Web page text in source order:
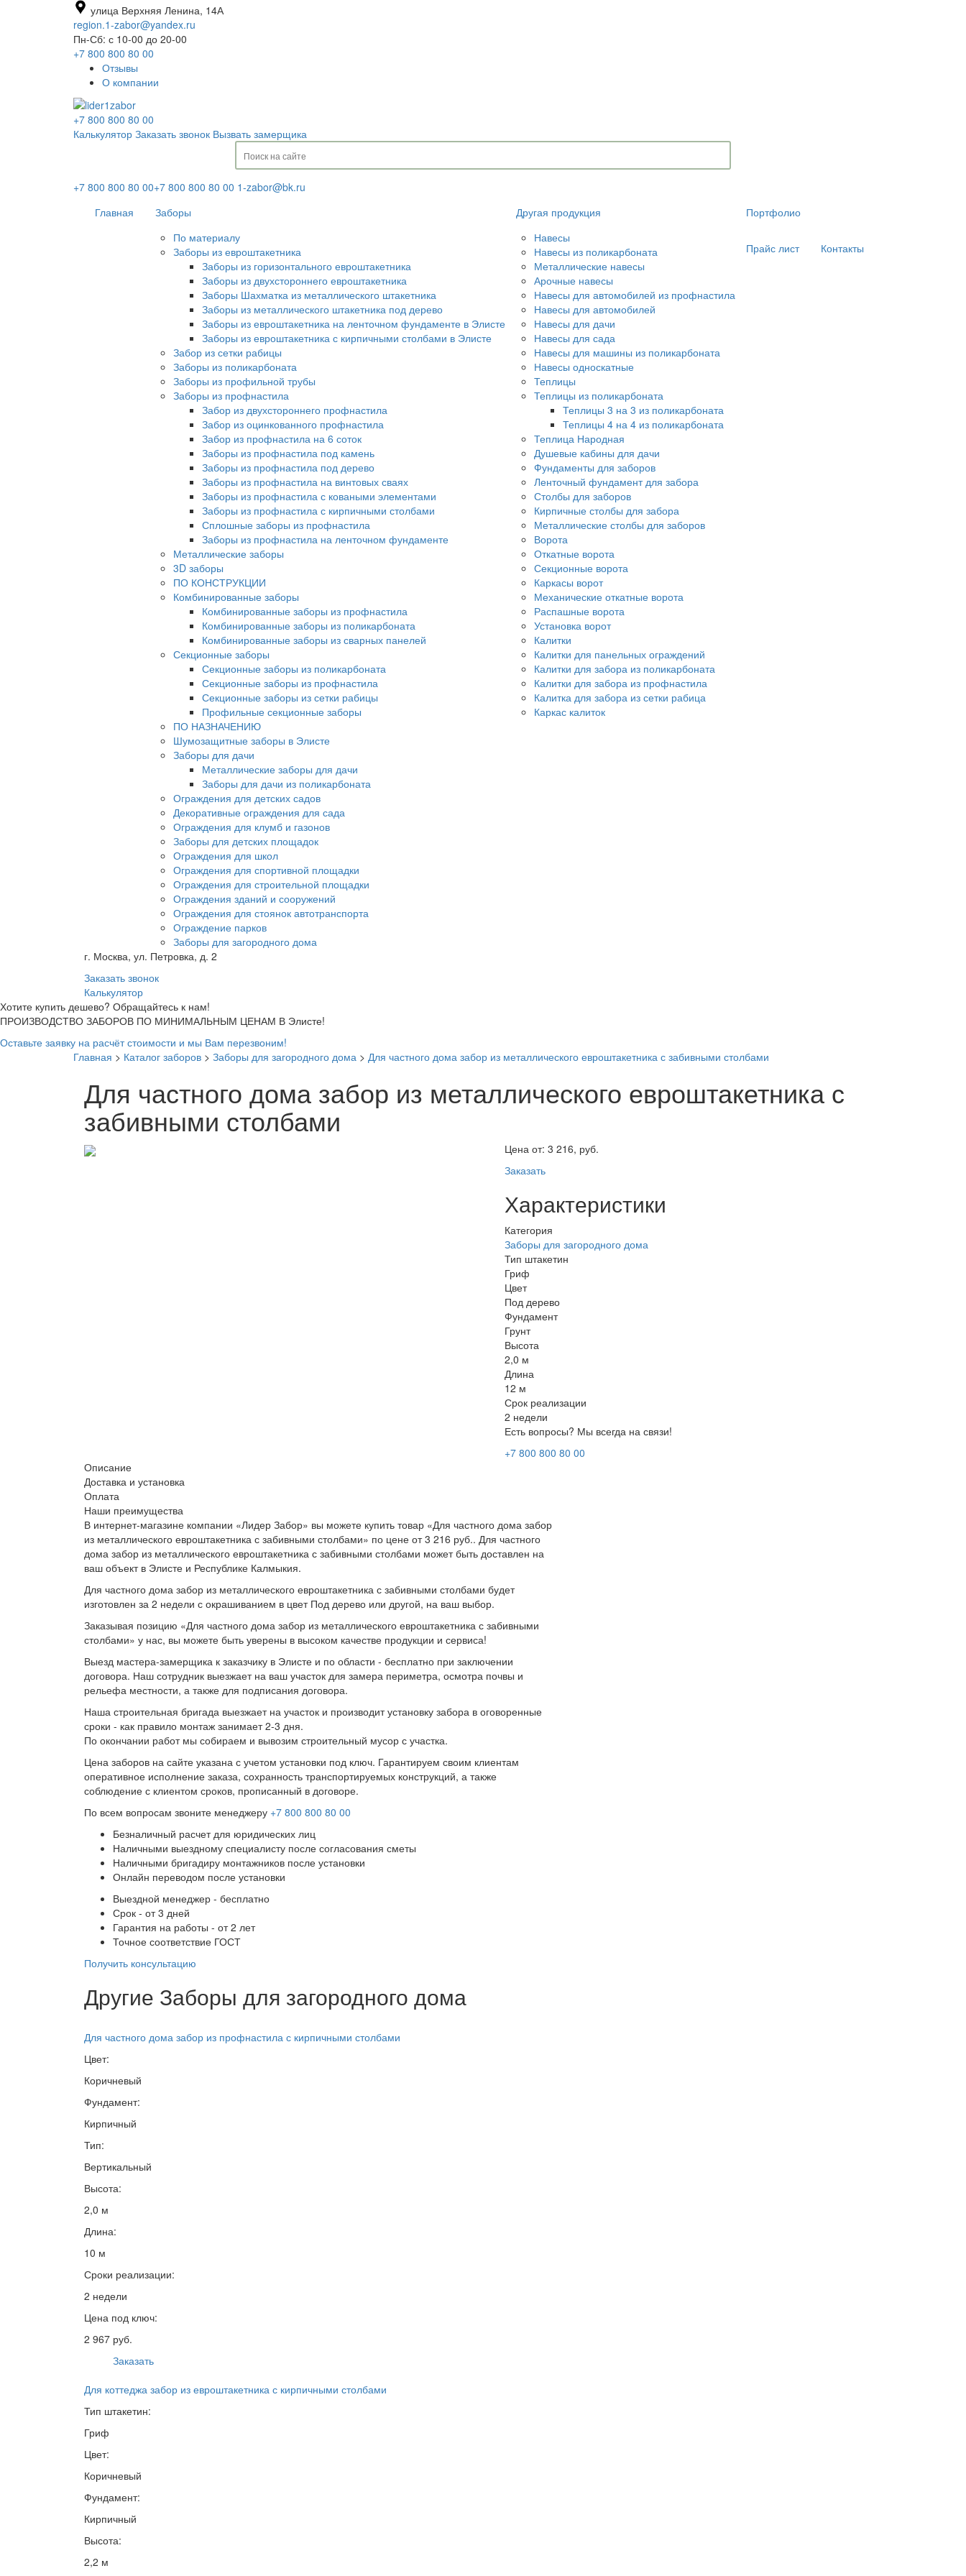
улица Верхняя Ленина, 14А
region.1-zabor@yandex.ru
Пн-Сб: с 10-00 до 20-00
+7 800 800 80 00
Отзывы
О компании
+7 800 800 80 00
Калькулятор Заказать звонок Вызвать замерщика
+7 800 800 80 00
Главная
Заборы
По материалу
Заборы из евроштакетника
Заборы из горизонтального евроштакетника
Заборы из двухстороннего евроштакетника
Заборы Шахматка из металлического штакетника
Заборы из металлического штакетника под дерево
Заборы из евроштакетника на ленточном фундаменте в Элисте
Заборы из евроштакетника с кирпичными столбами в Элисте
Забор из сетки рабицы
Заборы из поликарбоната
Заборы из профильной трубы
Заборы из профнастила
Забор из двухстороннего профнастила
Забор из оцинкованного профнастила
Забор из профнастила на 6 соток
Заборы из профнастила под камень
Заборы из профнастила под дерево
Заборы из профнастила на винтовых сваях
Заборы из профнастила с коваными элементами
Заборы из профнастила с кирпичными столбами
Сплошные заборы из профнастила
Заборы из профнастила на ленточном фундаменте
Металлические заборы
3D заборы
ПО КОНСТРУКЦИИ
Комбинированные заборы
Комбинированные заборы из профнастила
Комбинированные заборы из поликарбоната
Комбинированные заборы из сварных панелей
Секционные заборы
Секционные заборы из поликарбоната
Секционные заборы из профнастила
Секционные заборы из сетки рабицы
Профильные секционные заборы
ПО НАЗНАЧЕНИЮ
Шумозащитные заборы в Элисте
Заборы для дачи
Металлические заборы для дачи
Заборы для дачи из поликарбоната
Ограждения для детских садов
Декоративные ограждения для сада
Ограждения для клумб и газонов
Заборы для детских площадок
Ограждения для школ
Ограждения для спортивной площадки
Ограждения для строительной площадки
Ограждения зданий и сооружений
Ограждения для стоянок автотранспорта
Ограждение парков
Заборы для загородного дома
Другая продукция
Навесы
Навесы из поликарбоната
Металлические навесы
Арочные навесы
Навесы для автомобилей из профнастила
Навесы для автомобилей
Навесы для дачи
Навесы для сада
Навесы для машины из поликарбоната
Навесы односкатные
Теплицы
Теплицы из поликарбоната
Теплицы 3 на 3 из поликарбоната
Теплицы 4 на 4 из поликарбоната
Теплица Народная
Душевые кабины для дачи
Фундаменты для заборов
Ленточный фундамент для забора
Столбы для заборов
Кирпичные столбы для забора
Металлические столбы для заборов
Ворота
Откатные ворота
Секционные ворота
Каркасы ворот
Механические откатные ворота
Распашные ворота
Установка ворот
Калитки
Калитки для панельных ограждений
Калитки для забора из поликарбоната
Калитки для забора из профнастила
Калитка для забора из сетки рабица
Каркас калиток
Портфолио
Прайс лист Контакты
+7 800 800 80 00 1-zabor@bk.ru
г. Москва, ул. Петровка, д. 2
Заказать звонок
Калькулятор
Хотите купить дешево? Обращайтесь к нам!
ПРОИЗВОДСТВО ЗАБОРОВ ПО МИНИМАЛЬНЫМ ЦЕНАМ В Элисте!
Оставьте заявку на расчёт стоимости и мы Вам перезвоним!
Главная > Каталог заборов > Заборы для загородного дома > Для частного дома забор из металлического евроштакетника с забивными столбами
Для частного дома забор из металлического евроштакетника с
забивными столбами
Цена от: 3 216, руб.
Заказать
Характеристики
Категория
Заборы для загородного дома
Тип штакетин
Гриф
Цвет
Под дерево
Фундамент
Грунт
Высота
2,0 м
Длина
12 м
Срок реализации
2 недели
Есть вопросы? Мы всегда на связи!
+7 800 800 80 00
Описание
Доставка и установка
Оплата
Наши преимущества
В интернет-магазине компании «Лидер Забор» вы можете купить товар «Для частного дома забор
из металлического евроштакетника с забивными столбами» по цене от 3 216 руб.. Для частного
дома забор из металлического евроштакетника с забивными столбами может быть доставлен на
ваш объект в Элисте и Республике Калмыкия.
Для частного дома забор из металлического евроштакетника с забивными столбами будет
изготовлен за 2 недели с окрашиванием в цвет Под дерево или другой, на ваш выбор.
Заказывая позицию «Для частного дома забор из металлического евроштакетника с забивными
столбами» у нас, вы можете быть уверены в высоком качестве продукции и сервиса!
Выезд мастера-замерщика к заказчику в Элисте и по области - бесплатно при заключении
договора. Наш сотрудник выезжает на ваш участок для замера периметра, осмотра почвы и
рельефа местности, а также для подписания договора.
Наша строительная бригада выезжает на участок и производит установку забора в оговоренные
сроки - как правило монтаж занимает 2-3 дня.
По окончании работ мы собираем и вывозим строительный мусор с участка.
Цена заборов на сайте указана с учетом установки под ключ. Гарантируем своим клиентам
оперативное исполнение заказа, сохранность транспортируемых конструкций, а также
соблюдение с клиентом сроков, прописанный в договоре.
По всем вопросам звоните менеджеру +7 800 800 80 00
Безналичный расчет для юридических лиц
Наличными выездному специалисту после согласования сметы
Наличными бригадиру монтажников после установки
Онлайн переводом после установки
Выездной менеджер - бесплатно
Срок - от 3 дней
Гарантия на работы - от 2 лет
Точное соответствие ГОСТ
Получить консультацию
Другие Заборы для загородного дома
Для частного дома забор из профнастила с кирпичными столбами
Цвет:
Коричневый
Фундамент:
Кирпичный
Тип:
Вертикальный
Высота:
2,0 м
Длина:
10 м
Сроки реализации:
2 недели
Цена под ключ:
2 967 руб.
Заказать
Для коттеджа забор из евроштакетника с кирпичными столбами
Тип штакетин:
Гриф
Цвет:
Коричневый
Фундамент:
Кирпичный
Высота:
2,2 м